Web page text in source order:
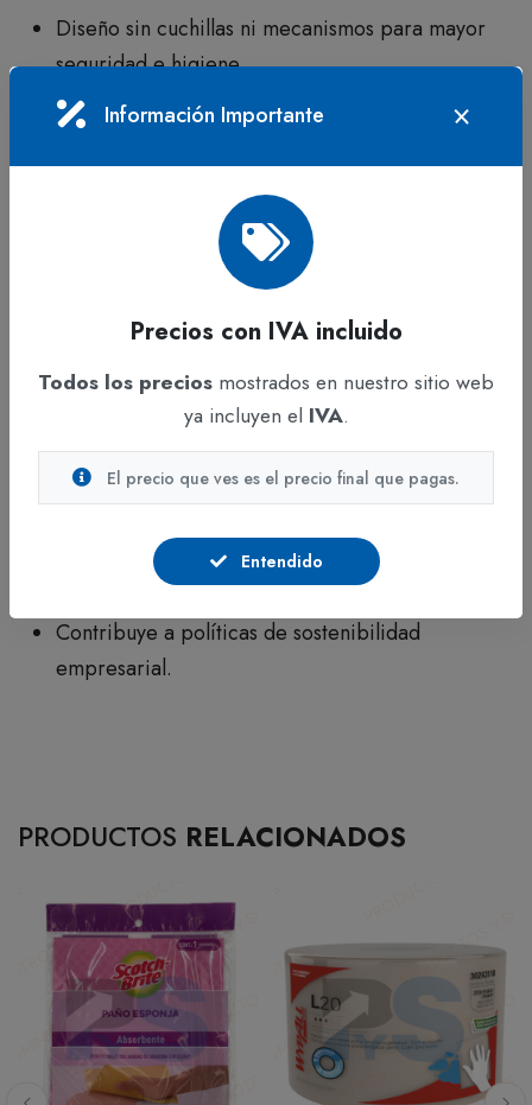
Diseño sin cuchillas ni mecanismos para mayor
seguridad e higiene.
Hojas triples con embossing.
Excelente absorción y suavidad.
Sistema de dispensado 1 a 1 para controlar el
Empaques 100% reciclables.
Fabricada con fibras 100% recicladas.
Beneficios
Reduce el desperdicio de papel.
Mejora la higiene en baños y áreas comunes.
Mayor comodidad y resistencia en cada uso.
dispensador.
Contribuye a políticas de sostenibilidad
empresarial.
PRODUCTOS RELACIONADOS
Información Importante
Precios con IVA incluido
Todos los precios mostrados en nuestro sitio web
ya incluyen el IVA.
El precio que ves es el precio final que pagas.
Entendido